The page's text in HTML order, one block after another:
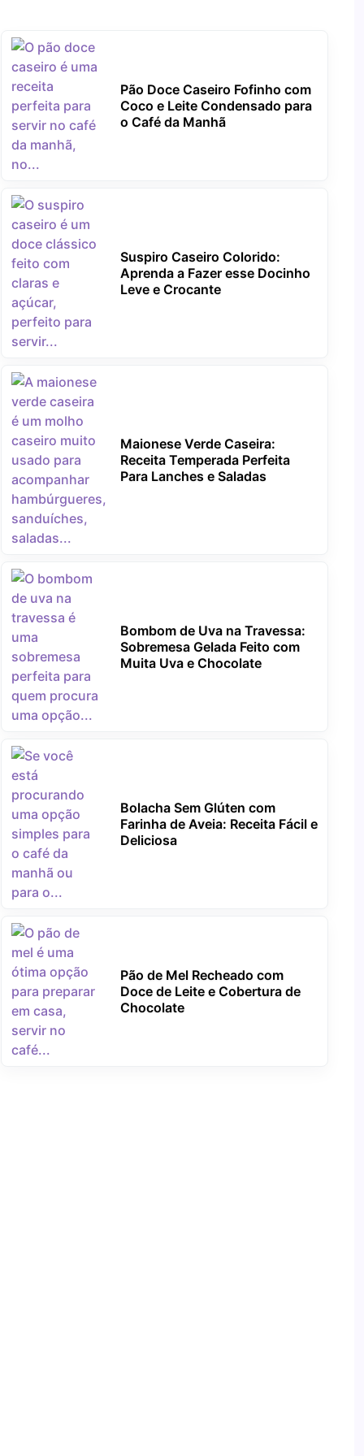
Pão Doce Caseiro Fofinho com
Coco e Leite Condensado para
o Café da Manhã
Suspiro Caseiro Colorido:
Aprenda a Fazer esse Docinho
Leve e Crocante
Maionese Verde Caseira:
Receita Temperada Perfeita
Para Lanches e Saladas
Bombom de Uva na Travessa:
Sobremesa Gelada Feito com
Muita Uva e Chocolate
Bolacha Sem Glúten com
Farinha de Aveia: Receita Fácil e
Deliciosa
Pão de Mel Recheado com
Doce de Leite e Cobertura de
Chocolate